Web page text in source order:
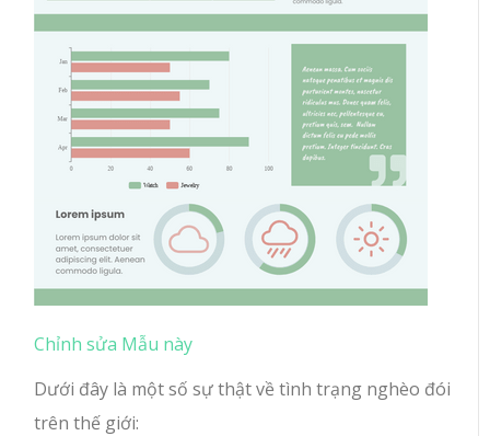
Chỉnh sửa Mẫu này
Dưới đây là một số sự thật về tình trạng nghèo đói
trên thế giới: